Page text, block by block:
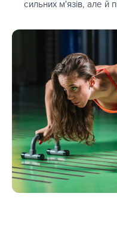
сильних м'язів, але й